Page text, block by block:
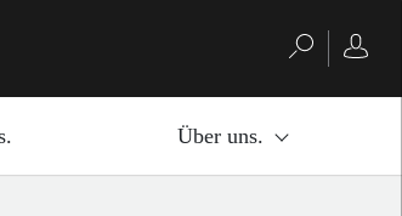
Über uns.